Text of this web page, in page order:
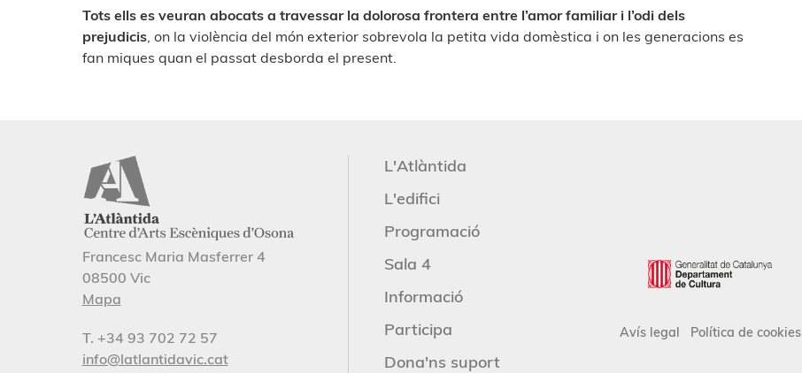
Tots ells es veuran abocats a travessar la dolorosa frontera entre l’amor familiar i l’odi dels
prejudicis, on la violència del món exterior sobrevola la petita vida domèstica i on les generacions es
fan miques quan el passat desborda el present.
Francesc Maria Masferrer 4
08500 Vic
Mapa
T. +34 93 702 72 57
info@latlantidavic.cat
L'Atlàntida
L'edifici
Programació
Sala 4
Informació
Participa
Dona'ns suport
Avís legal Política de cookies